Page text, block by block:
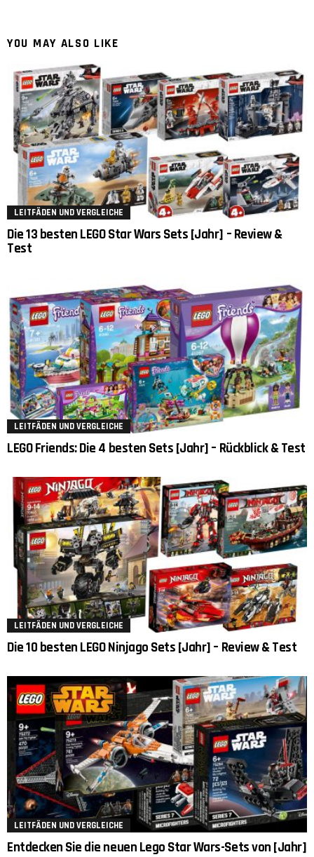
YOU MAY ALSO LIKE
LEITFÄDEN UND VERGLEICHE
Die 13 besten LEGO Star Wars Sets [Jahr] – Review &
Test
LEITFÄDEN UND VERGLEICHE
LEGO Friends: Die 4 besten Sets [Jahr] – Rückblick & Test
LEITFÄDEN UND VERGLEICHE
Die 10 besten LEGO Ninjago Sets [Jahr] – Review & Test
LEITFÄDEN UND VERGLEICHE
Entdecken Sie die neuen Lego Star Wars-Sets von [Jahr]